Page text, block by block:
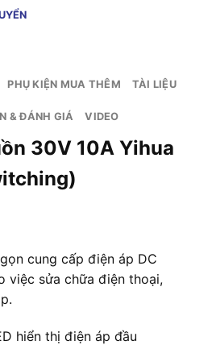
PHỤ KIỆN MUA THÊM TÀI LIỆU
& ĐÁNH GIÁ VIDEO
30V 10A Yihua
cung cấp điện áp DC
việc sửa chữa điện thoại,
hiển thị điện áp đầu